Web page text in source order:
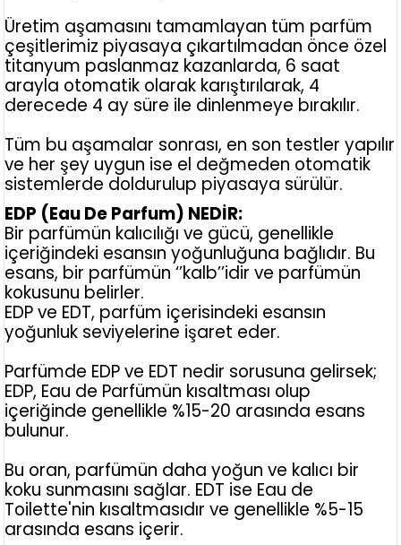
Üretim aşamasını tamamlayan tüm parfüm
çeşitlerimiz piyasaya çıkartılmadan önce özel
titanyum paslanmaz kazanlarda, 6 saat
arayla otomatik olarak karıştırılarak, 4
derecede 4 ay süre ile dinlenmeye bırakılır.
Tüm bu aşamalar sonrası, en son testler yapılır
ve her şey uygun ise el değmeden otomatik
sistemlerde doldurulup piyasaya sürülür.
EDP (Eau De Parfum) NEDİR:
Bir parfümün kalıcılığı ve gücü, genellikle
içeriğindeki esansın yoğunluğuna bağlıdır. Bu
esans, bir parfümün ‘’kalb’’idir ve parfümün
kokusunu belirler.
EDP ve EDT, parfüm içerisindeki esansın
yoğunluk seviyelerine işaret eder.
Parfümde EDP ve EDT nedir sorusuna gelirsek;
EDP, Eau de Parfümün kısaltması olup
içeriğinde genellikle %15-20 arasında esans
bulunur.
Bu oran, parfümün daha yoğun ve kalıcı bir
koku sunmasını sağlar. EDT ise Eau de
Toilette'nin kısaltmasıdır ve genellikle %5-15
arasında esans içerir.